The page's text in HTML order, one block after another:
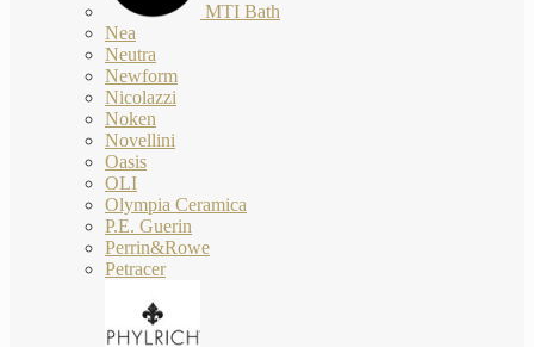
MTI Bath
Nea
Neutra
Newform
Nicolazzi
Noken
Novellini
Oasis
OLI
Olympia Ceramica
P.E. Guerin
Perrin&Rowe
Petracer